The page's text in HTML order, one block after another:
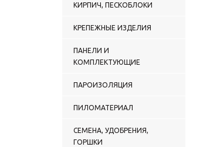
КИРПИЧ, ПЕСКОБЛОКИ
КРЕПЕЖНЫЕ ИЗДЕЛИЯ
ПАНЕЛИ И
КОМПЛЕКТУЮЩИЕ
ПАРОИЗОЛЯЦИЯ
ПИЛОМАТЕРИАЛ
СЕМЕНА, УДОБРЕНИЯ,
ГОРШКИ